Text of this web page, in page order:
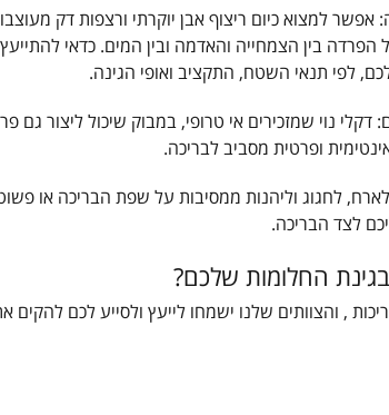
למצוא כיום ריצוף אבן יוקרתי ורצפות דק
הפרדה בין הצמחייה והאדמה ובין המים. כדאי
לפי תנאי השטח, התקציב ואופי הגינה.
נוי שמזכירים אי טרופי, במבוק שיכול ליצור גם
ופרטית מסביב לבריכה.
לחגוג וליהנות ממסיבות על שפת הבריכה או
לצד הבריכה.
החלומות שלכם?
, והצוותים שלנו ישמחו לייעץ ולסייע לכם להקים